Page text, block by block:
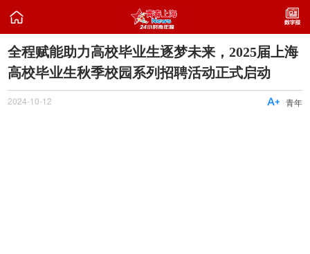

全程赋能助力高校毕业生逐梦未来，2025届上海
高校毕业生秋季校园系列招聘活动正式启动
2024-10-12 青年
